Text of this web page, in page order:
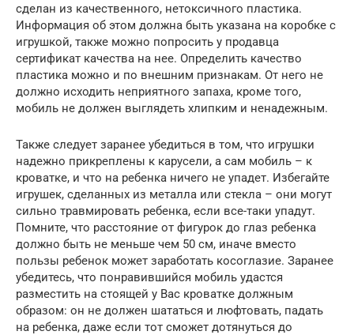
сделан из качественного, нетоксичного пластика.
Информация об этом должна быть указана на коробке с
игрушкой, также можно попросить у продавца
сертификат качества на нее. Определить качество
пластика можно и по внешним признакам. От него не
должно исходить неприятного запаха, кроме того,
мобиль не должен выглядеть хлипким и ненадежным.
Также следует заранее убедиться в том, что игрушки
надежно прикреплены к карусели, а сам мобиль – к
кроватке, и что на ребенка ничего не упадет. Избегайте
игрушек, сделанных из металла или стекла – они могут
сильно травмировать ребенка, если все-таки упадут.
Помните, что расстояние от фигурок до глаз ребенка
должно быть не меньше чем 50 см, иначе вместо
пользы ребенок может заработать косоглазие. Заранее
убедитесь, что понравившийся мобиль удастся
разместить на стоящей у Вас кроватке должным
образом: он не должен шататься и люфтовать, падать
на ребенка, даже если тот сможет дотянуться до